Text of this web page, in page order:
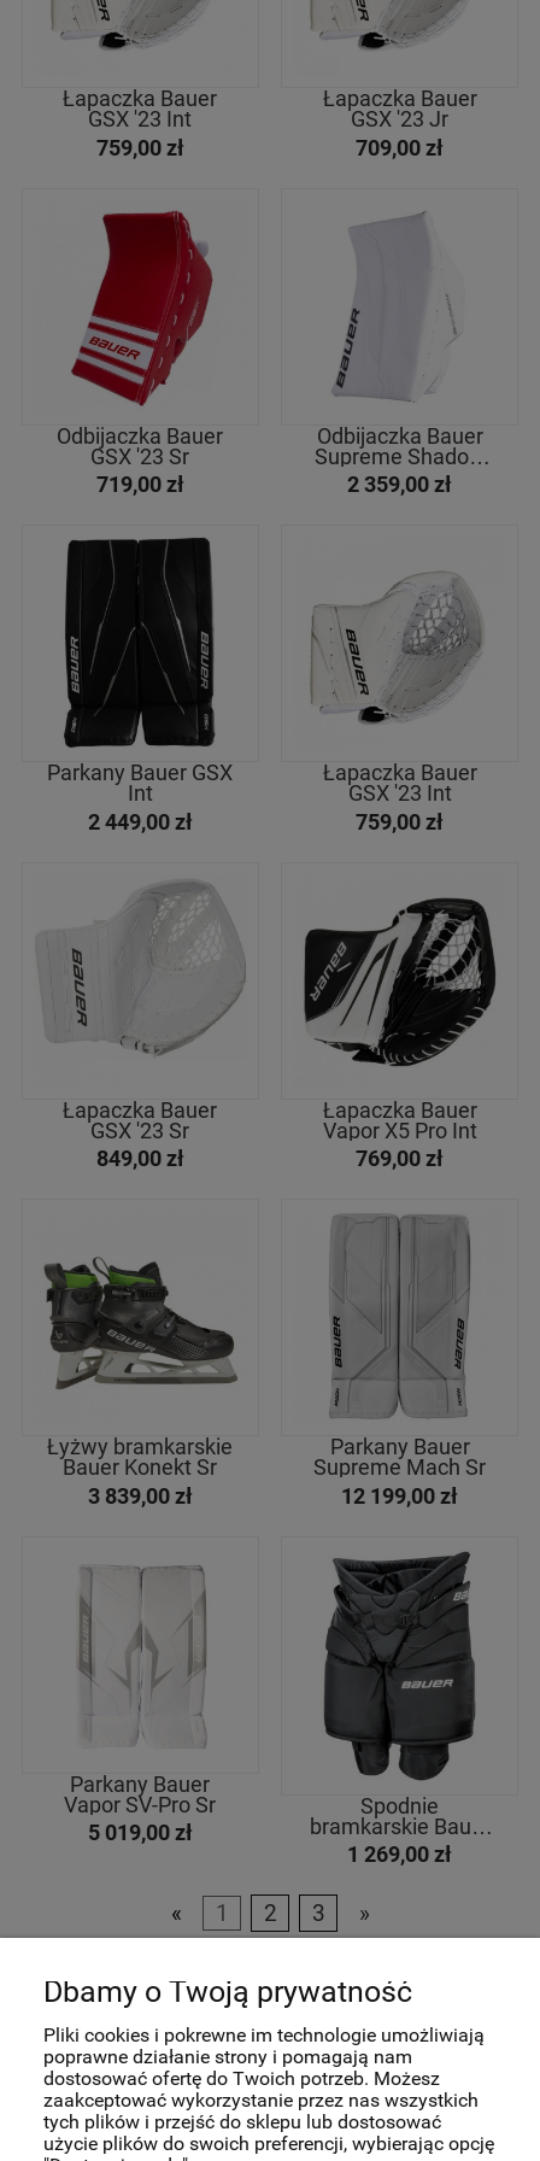
Łapaczka Bauer
GSX '23 Int
759,00 zł
Łapaczka Bauer
GSX '23 Jr
709,00 zł
Odbijaczka Bauer
GSX '23 Sr
719,00 zł
Odbijaczka Bauer
Supreme Shadow
Sr
2 359,00 zł
Parkany Bauer GSX
Int
2 449,00 zł
Łapaczka Bauer
GSX '23 Int
759,00 zł
Łapaczka Bauer
GSX '23 Sr
849,00 zł
Łapaczka Bauer
Vapor X5 Pro Int
769,00 zł
Łyżwy bramkarskie
Bauer Konekt Sr
3 839,00 zł
Parkany Bauer
Supreme Mach Sr
12 199,00 zł
Parkany Bauer
Vapor SV-Pro Sr
5 019,00 zł
Spodnie
bramkarskie Bauer
Elite '23 Sr
1 269,00 zł
« 1 2 3 »
Pomoc
Moje konto
Płatności i dostawa
Dbamy o Twoją prywatność
Pliki cookies i pokrewne im technologie umożliwiają
poprawne działanie strony i pomagają nam
dostosować ofertę do Twoich potrzeb. Możesz
zaakceptować wykorzystanie przez nas wszystkich
tych plików i przejść do sklepu lub dostosować
użycie plików do swoich preferencji, wybierając opcję